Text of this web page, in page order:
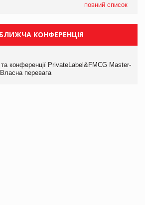
повний список
КОНФЕРЕНЦІЯ
конференції PrivateLabel&FMCG Master-
перевага